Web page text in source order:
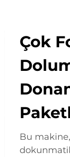
Çok
Bu